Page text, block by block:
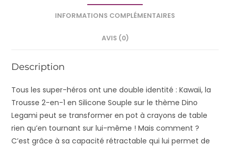
INFORMATIONS COMPLÉMENTAIRES
AVIS (0)
Description
Tous les super-héros ont une double identité : Kawaii, la
Trousse 2-en-1 en Silicone Souple sur le thème Dino
Legami peut se transformer en pot à crayons de table
rien qu’en tournant sur lui-même ! Mais comment ?
C’est grâce à sa capacité rétractable qui lui permet de